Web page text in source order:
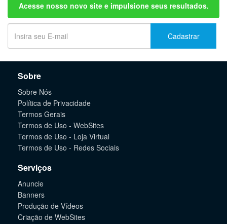
Acesse nosso novo site e impulsione seus resultados.
Cadastrar
Sobre
Sobre Nós
Política de Privacidade
Termos Gerais
Termos de Uso - WebSites
Termos de Uso - Loja Virtual
Termos de Uso - Redes Sociais
Serviços
Anuncie
Banners
Produção de Vídeos
Criação de WebSites